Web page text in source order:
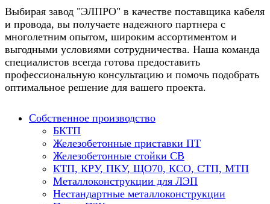
Выбирая завод "ЭЛПРО" в качестве поставщика кабеля
и провода, вы получаете надежного партнера с
многолетним опытом, широким ассортиментом и
выгодными условиями сотрудничества. Наша команда
специалистов всегда готова предоставить
профессиональную консультацию и помочь подобрать
оптимальное решение для вашего проекта.
Собственное производство
БКТП
Железобетонные приставки ПТ
Железобетонные стойки СВ
КТП, КРУ, ПКУ, ЩО70, КСО, СТП, МТП
Металлоконструкции для ЛЭП
Нестандартные металлоконструкции